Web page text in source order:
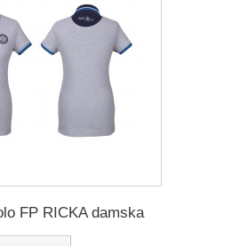
FP RICKA damska